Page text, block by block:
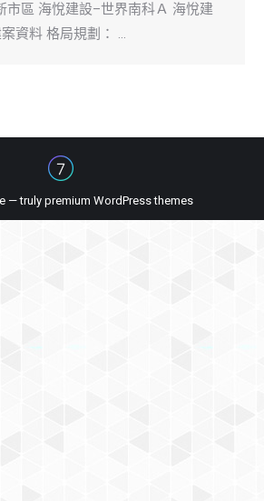
市區 海悅建設–世界南科Ａ 海悅建
資料 格局規劃： …
— truly premium WordPress themes